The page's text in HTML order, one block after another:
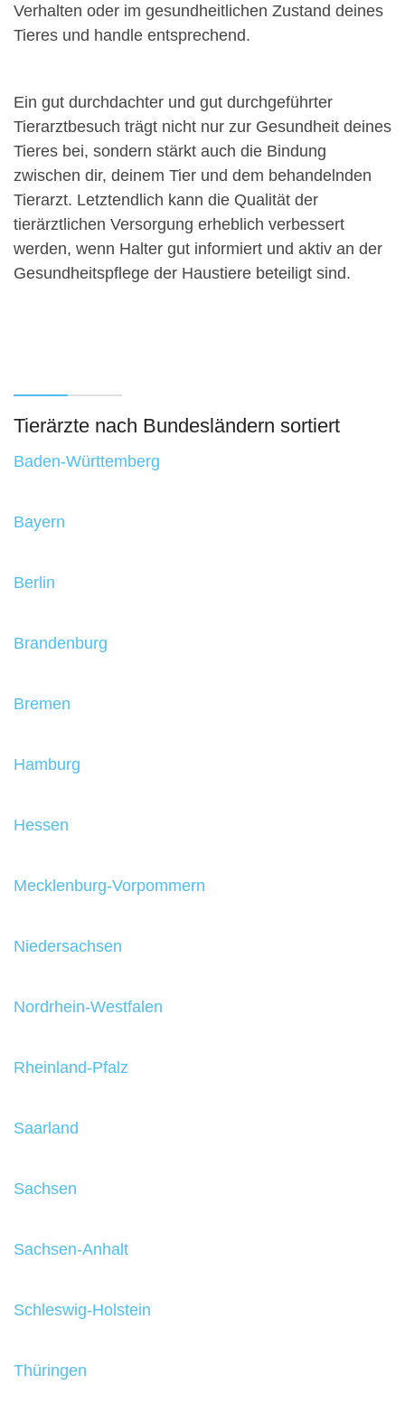
Verhalten oder im gesundheitlichen Zustand deines
Tieres und handle entsprechend.
Ein gut durchdachter und gut durchgeführter
Tierarztbesuch trägt nicht nur zur Gesundheit deines
Tieres bei, sondern stärkt auch die Bindung
zwischen dir, deinem Tier und dem behandelnden
Tierarzt. Letztendlich kann die Qualität der
tierärztlichen Versorgung erheblich verbessert
werden, wenn Halter gut informiert und aktiv an der
Gesundheitspflege der Haustiere beteiligt sind.
Tierärzte nach Bundesländern sortiert
Baden-Württemberg
Bayern
Berlin
Brandenburg
Bremen
Hamburg
Hessen
Mecklenburg-Vorpommern
Niedersachsen
Nordrhein-Westfalen
Rheinland-Pfalz
Saarland
Sachsen
Sachsen-Anhalt
Schleswig-Holstein
Thüringen